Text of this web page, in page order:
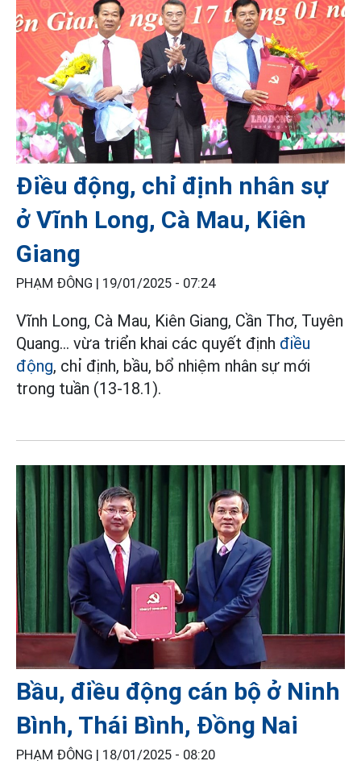
Điều động, chỉ định nhân sự
ở Vĩnh Long, Cà Mau, Kiên
Giang
PHẠM ĐÔNG | 19/01/2025 - 07:24
Vĩnh Long, Cà Mau, Kiên Giang, Cần Thơ, Tuyên
Quang... vừa triển khai các quyết định điều
động, chỉ định, bầu, bổ nhiệm nhân sự mới
trong tuần (13-18.1).
Bầu, điều động cán bộ ở Ninh
Bình, Thái Bình, Đồng Nai
PHẠM ĐÔNG | 18/01/2025 - 08:20